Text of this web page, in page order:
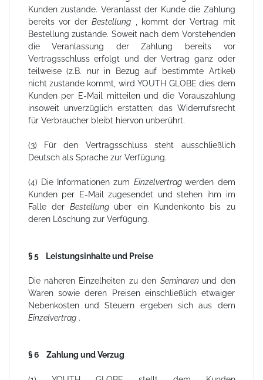
Kunden zustande. Veranlasst der Kunde die Zahlung
bereits vor derBestellung
, kommt der Vertrag mit
Bestellung zustande. Soweit nach dem Vorstehenden
die Veranlassung der Zahlung bereits vor
Vertragsschluss erfolgt und der Vertrag ganz oder
teilweise (z.B. nur in Bezug auf bestimmte Artikel)
nicht zustande kommt, wird YOUTH GLOBE dies dem
Kunden per E-Mail mitteilen und die Vorauszahlung
insoweit unverzüglich erstatten; das Widerrufsrecht
für Verbraucher bleibt hiervon unberührt.
(3) Für den Vertragsschluss steht ausschließlich
Deutsch als Sprache zur Verfügung.
(4) Die Informationen zum Einzelvertragwerden dem
Kunden per E-Mail zugesendet und stehen ihm im
Falle derBestellung über ein Kundenkonto bis zu
deren Löschung zur Verfügung.
§ 5 Leistungsinhalte und Preise
Die näheren Einzelheiten zu den Seminaren und den
Waren sowie deren Preisen einschließlich etwaiger
Nebenkosten und Steuern ergeben sich aus dem
Einzelvertrag .
§ 6 Zahlung und Verzug